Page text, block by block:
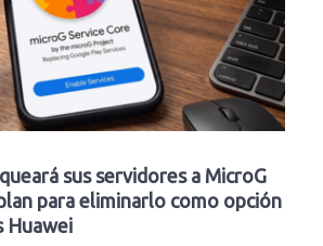
sus servidores a MicroG
para eliminarlo como opción
Huawei